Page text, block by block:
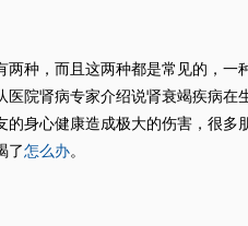
种，而且这两种都是常见的，一
医院肾病专家介绍说肾衰竭疾病在
的身心健康造成极大的伤害，很多
了怎么办。